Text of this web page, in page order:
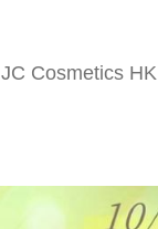
JC Cosmetics HK